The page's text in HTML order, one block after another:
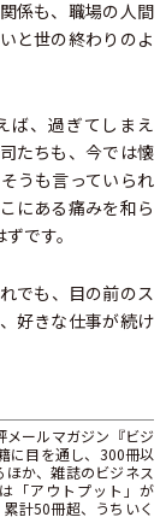
係も、職場の人間
と世の終わりのよ
ば、過ぎてしまえ
たちも、今では懐
うも言っていられ
にある痛みを和ら
です。
でも、目の前のス
好きな仕事が続け
メールマガジン『ビジ
に目を通し、300冊以
ほか、雑誌のビジネス
「アウトプット」が
計50冊超、うちいく